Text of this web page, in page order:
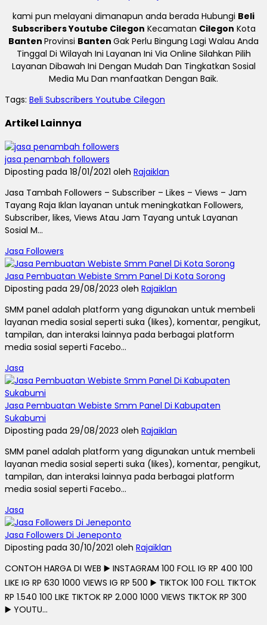
kami pun melayani dimanapun anda berada Hubungi Beli
Subscribers Youtube Cilegon Kecamatan Cilegon Kota
Banten Provinsi Banten Gak Perlu Bingung Lagi Walau Anda
Tinggal Di Wilayah Ini Layanan Ini Via Online Silahkan Pilih
Layanan Dibawah Ini Dengan Mudah Dan Tingkatkan Sosial
Media Mu Dan manfaatkan Dengan Baik.
Tags: Beli Subscribers Youtube Cilegon
Artikel Lainnya
jasa penambah followers
Diposting pada 18/01/2021 oleh Rajaiklan
Jasa Tambah Followers – Subscriber – Likes – Views – Jam
Tayang Raja Iklan layanan untuk meningkatkan Followers,
Subscriber, likes, Views Atau Jam Tayang untuk Layanan
Sosial M...
Jasa Followers
Jasa Pembuatan Webiste Smm Panel Di Kota Sorong
Diposting pada 29/08/2023 oleh Rajaiklan
SMM panel adalah platform yang digunakan untuk membeli
layanan media sosial seperti suka (likes), komentar, pengikut,
tampilan, dan interaksi lainnya pada berbagai platform
media sosial seperti Facebo...
Jasa
Jasa Pembuatan Webiste Smm Panel Di Kabupaten
Sukabumi
Diposting pada 29/08/2023 oleh Rajaiklan
SMM panel adalah platform yang digunakan untuk membeli
layanan media sosial seperti suka (likes), komentar, pengikut,
tampilan, dan interaksi lainnya pada berbagai platform
media sosial seperti Facebo...
Jasa
Jasa Followers Di Jeneponto
Diposting pada 30/10/2021 oleh Rajaiklan
CONTOH HARGA DI WEB ▶️ INSTAGRAM 100 FOLL IG RP 400 100
LIKE IG RP 630 1000 VIEWS IG RP 500 ▶️ TIKTOK 100 FOLL TIKTOK
RP 1.540 100 LIKE TIKTOK RP 2.000 1000 VIEWS TIKTOK RP 300
▶️ YOUTU...